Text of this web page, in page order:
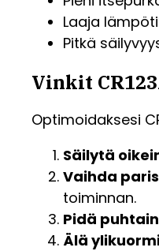
Laaja
Pitkä
Vinkit
Optimoidaksesi
Säilytä
Vaihda
toiminnan.
Pidä
Älä